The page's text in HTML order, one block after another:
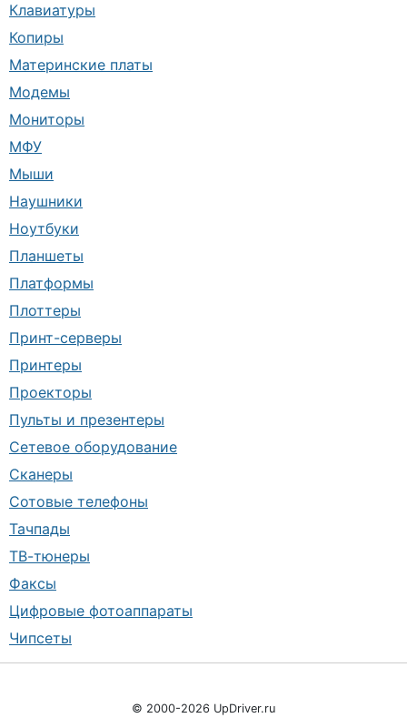
Клавиатуры
Копиры
Материнские платы
Модемы
Мониторы
МФУ
Мыши
Наушники
Ноутбуки
Планшеты
Платформы
Плоттеры
Принт-серверы
Принтеры
Проекторы
Пульты и презентеры
Сетевое оборудование
Сканеры
Сотовые телефоны
Тачпады
ТВ-тюнеры
Факсы
Цифровые фотоаппараты
Чипсеты
© 2000-2026 UpDriver.ru